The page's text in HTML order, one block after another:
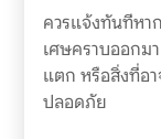
ควรแจ้งทันทีหา
เศษคราบออกม
แตก หรือสิ่งที่อา
ปลอดภัย